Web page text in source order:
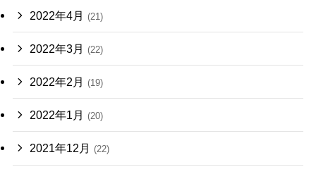
2022年4月 (21)
2022年3月 (22)
2022年2月 (19)
2022年1月 (20)
2021年12月 (22)